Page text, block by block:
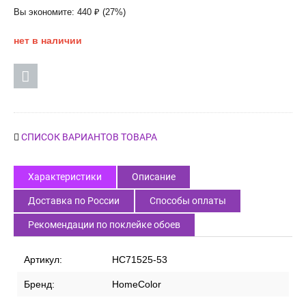
Вы экономите: 440 ₽ (27%)
нет в наличии
СПИСОК ВАРИАНТОВ ТОВАРА
Характеристики Описание
Доставка по России Способы оплаты
Рекомендации по поклейке обоев
Артикул: HC71525-53
Бренд: HomeColor